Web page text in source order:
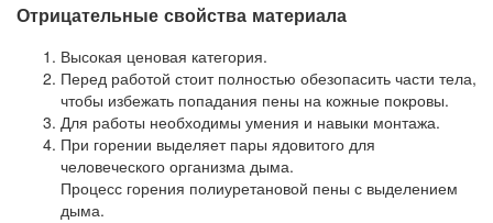
Отрицательные свойства материала
Высокая ценовая категория.
Перед работой стоит полностью обезопасить части тела,
чтобы избежать попадания пены на кожные покровы.
Для работы необходимы умения и навыки монтажа.
При горении выделяет пары ядовитого для
человеческого организма дыма.
Процесс горения полиуретановой пены с выделением
дыма.